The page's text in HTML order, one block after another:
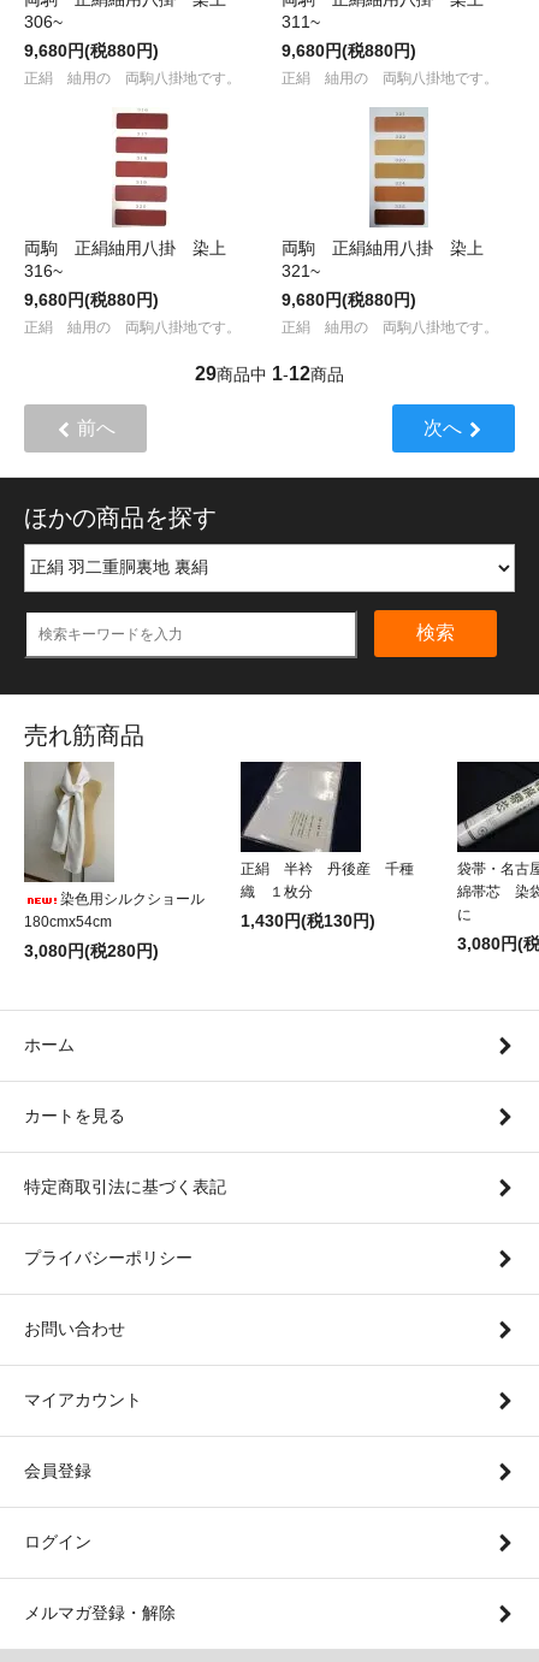
306~
9,680円(税880円)
正絹 紬用の 両駒八掛地です。
311~
9,680円(税880円)
正絹 紬用の 両駒八掛地です。
両駒 正絹紬用八掛 染上
316~
9,680円(税880円)
正絹 紬用の 両駒八掛地です。
両駒 正絹紬用八掛 染上
321~
9,680円(税880円)
正絹 紬用の 両駒八掛地です。
29商品中 1-12商品
前へ 次へ
ほかの商品を探す
検索
売れ筋商品
染色用シルクショール
180cmx54cm
3,080円(税280円)
正絹 半衿 丹後産 千種
織 １枚分
1,430円(税130円)
袋帯・名
綿帯芯 染
に
3,080円(
ホーム
カートを見る
特定商取引法に基づく表記
プライバシーポリシー
お問い合わせ
マイアカウント
会員登録
ログイン
メルマガ登録・解除